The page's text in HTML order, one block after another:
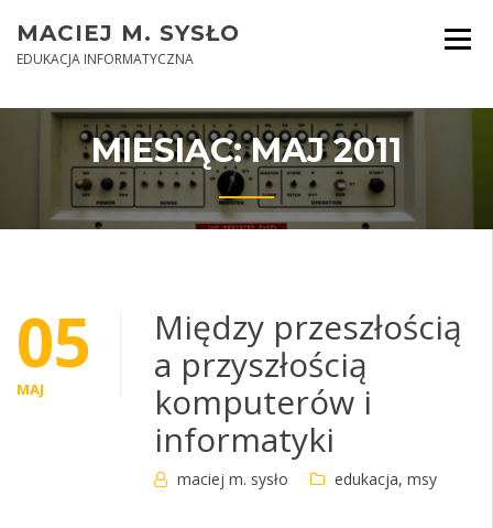
content
MACIEJ M. SYSŁO
EDUKACJA INFORMATYCZNA
MIESIĄC:MAJ 2011
05
MAJ
Między przeszłością
a przyszłością
komputerów i
informatyki
maciej m. sysło edukacja, msy